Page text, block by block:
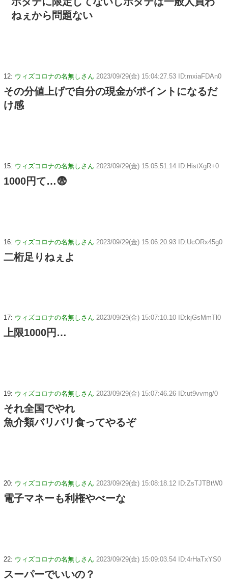
ねぇから問題ない
12: ウィズコロナの名無しさん 2023/09/29(金) 15:04:27.53 ID:mxiaFDAn0
その分値上げで自分の現金がポイントになるだ
け感
15: ウィズコロナの名無しさん 2023/09/29(金) 15:05:51.14 ID:HistXgR+0
1000円て…😨
16: ウィズコロナの名無しさん 2023/09/29(金) 15:06:20.93 ID:UcORx45g0
二桁足りねぇよ
17: ウィズコロナの名無しさん 2023/09/29(金) 15:07:10.10 ID:kjGsMmTl0
上限1000円…
19: ウィズコロナの名無しさん 2023/09/29(金) 15:07:46.26 ID:ut9vvmg/0
それ全国でやれ
魚介類バリバリ食ってやるぞ
20: ウィズコロナの名無しさん 2023/09/29(金) 15:08:18.12 ID:ZsTJTBtW0
電子マネーも利権やべーな
22: ウィズコロナの名無しさん 2023/09/29(金) 15:09:03.54 ID:4rHaTxYS0
スーパーでいいの？